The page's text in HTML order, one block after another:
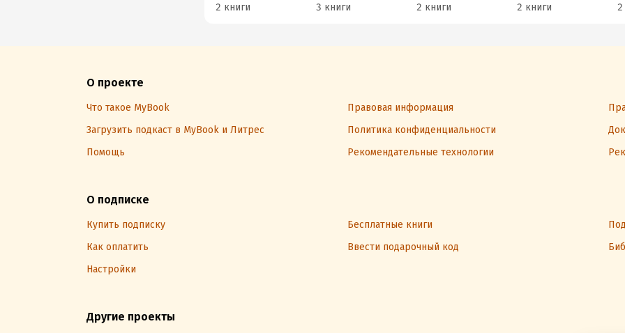
2 книги 3 книги 2 книги 2 книги 2
О проекте
Что такое MyBook Правовая информация
Загрузить подкаст в MyBook и Литрес
Политика конфиденциальности
Помощь
Рекомендательные технологии
О подписке
Купить подписку Бесплатные книги
Как оплатить
Ввести подарочный код
Настройки
Другие проекты